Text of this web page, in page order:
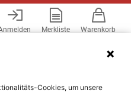
Merkliste Warenkorb
Cookies, um unsere